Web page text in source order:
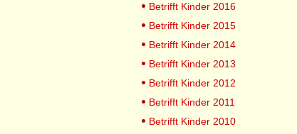
Betrifft Kinder 2016
Betrifft Kinder 2015
Betrifft Kinder 2014
Betrifft Kinder 2013
Betrifft Kinder 2012
Betrifft Kinder 2011
Betrifft Kinder 2010